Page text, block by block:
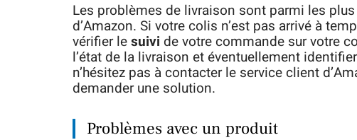
Les problèmes de livraison sont parmi les
d’Amazon. Si votre colis n’est pas arrivé à
vérifier lesuivi de votre commande sur votre
l’état de la livraison et éventuellement
n’hésitez pas à contacter le service client
demander une solution.
Problèmes avec un produit